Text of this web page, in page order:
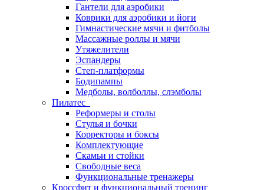
Гантели для аэробики
Коврики для аэробики и йоги
Гимнастические мячи и фитболы
Массажные роллы и мячи
Утяжелители
Эспандеры
Степ-платформы
Бодипампы
Медболы, волболлы, слэмболы
Пилатес
Реформеры и столы
Стулья и бочки
Корректоры и боксы
Комплектующие
Скамьи и стойки
Свободные веса
Функциональные тренажеры
Кроссфит и функциональный тренинг